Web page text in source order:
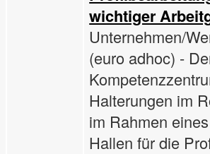
wichtiger
Unternehmen/
(euro adhoc) -
Halterungen im
im Rahmen
Hallen für die